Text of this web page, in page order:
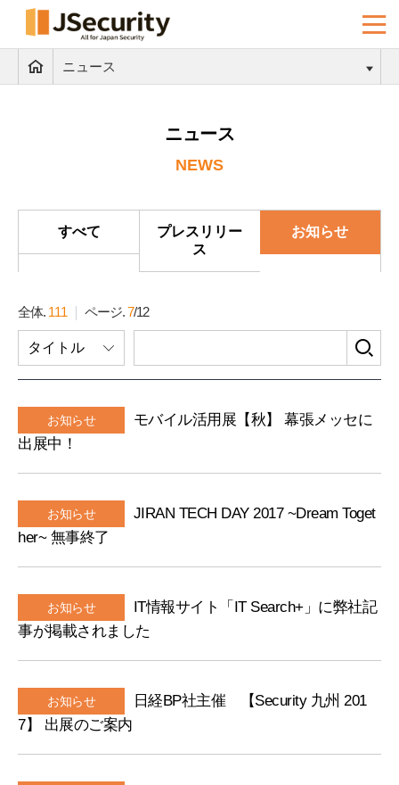
ニュース
ニュース
NEWS
すべて
プレスリリー
ス
お知らせ
全体. 111 ページ.7/12
索
ー
タイトル
お知らせ
モバイル活用展【秋】 幕張メッセに
出展中！
お知らせ
JIRAN TECH DAY 2017 ~Dream Toget
her~ 無事終了
お知らせ
IT情報サイト「IT Search+」に弊社記
事が掲載されました
お知らせ
日経BP社主催 【Security 九州 201
7】 出展のご案内